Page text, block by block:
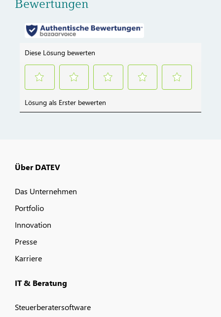
Bewertungen
Über DATEV
Das Unternehmen
Portfolio
Innovation
Presse
Karriere
IT & Beratung
Steuerberatersoftware